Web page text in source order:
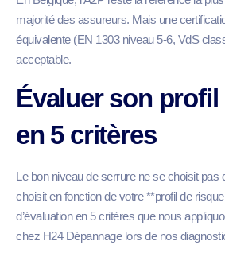
majorité des assureurs. Mais une
équivalente (EN 1303 niveau 5-6, VdS
acceptable.
Évaluer son
en 5 critères
Le bon niveau de serrure ne se choisit pas
choisit en fonction de votre **profil de
d’évaluation en 5 critères que nous
chez H24 Dépannage lors de nos